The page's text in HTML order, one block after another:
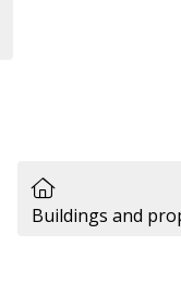
Buildings and